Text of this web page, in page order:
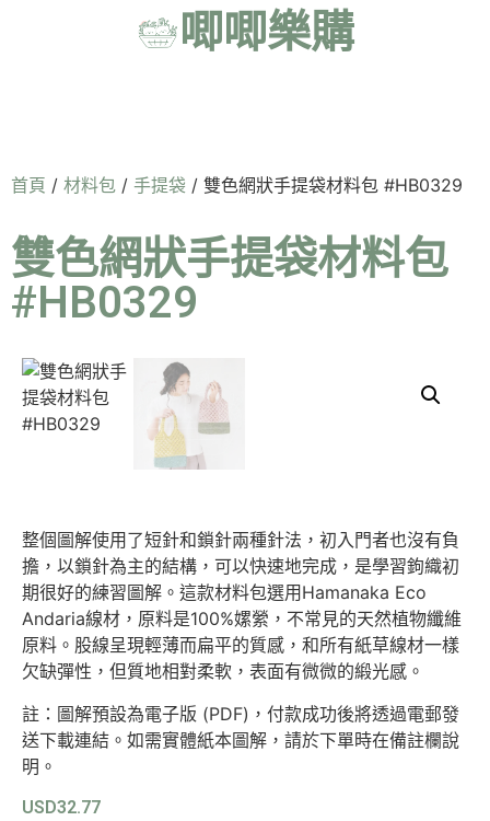
唧唧樂購
首頁 / 材料包 / 手提袋 / 雙色網狀手提袋材料包 #HB0329
雙色網狀手提袋材料包
#HB0329
整個圖解使用了短針和鎖針兩種針法，初入門者也沒有負
擔，以鎖針為主的結構，可以快速地完成，是學習鉤織初
期很好的練習圖解。這款材料包選用Hamanaka Eco
Andaria線材，原料是100%嫘縈，不常見的天然植物纖維
原料。股線呈現輕薄而扁平的質感，和所有紙草線材一樣
欠缺彈性，但質地相對柔軟，表面有微微的緞光感。
註：圖解預設為電子版 (PDF)，付款成功後將透過電郵發
送下載連結。如需實體紙本圖解，請於下單時在備註欄說
明。
USD32.77